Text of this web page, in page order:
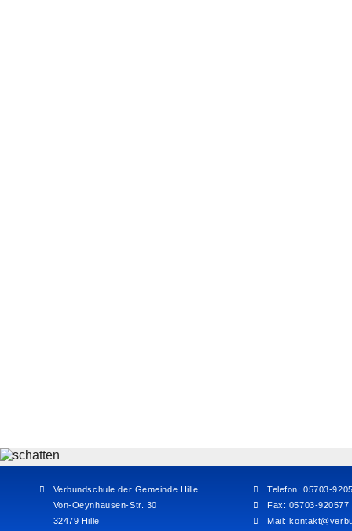
Verbundschule der Gemeinde Hille
Von-Oeynhausen-Str. 30
32479 Hille
Telefon: 05703-
Fax: 05703-920577
Mail: